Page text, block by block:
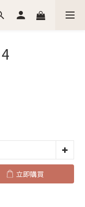
立即購買